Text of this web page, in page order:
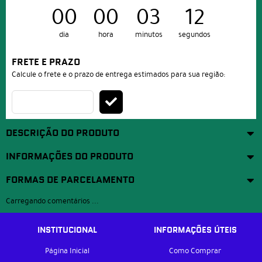
00
dia
00
hora
03
minutos
12
segundos
FRETE E PRAZO
Calcule o frete e o prazo de entrega estimados para sua região:
DESCRIÇÃO DO PRODUTO
INFORMAÇÕES DO PRODUTO
FORMAS DE PARCELAMENTO
Carregando comentários ...
INSTITUCIONAL
Página Inicial
INFORMAÇÕES ÚTEIS
Como Comprar